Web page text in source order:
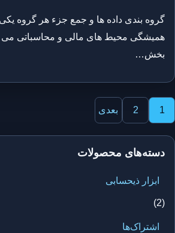
گروه بندی داده ها و جمع جزء هر گروه
همیشگی محیط های مالی و محاسباتی می
بخش…
صفحه‌بندی
نوشته‌ها
1
2 بعدی
دسته‌های محصولات
ابزار ذیحسابی
(2)
اشتراک‌ها